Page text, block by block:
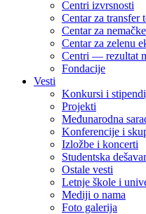
Centri izvrsnosti
Centar za transfer
Centar za
Centar za zelenu
Centri — rezultat
Fondacije
Vesti
Konkursi i
Projekti
Međunarodna
Konferencije i
Izložbe i koncerti
Studentska
Ostale vesti
Letnje škole i
Mediji o nama
Foto galerija